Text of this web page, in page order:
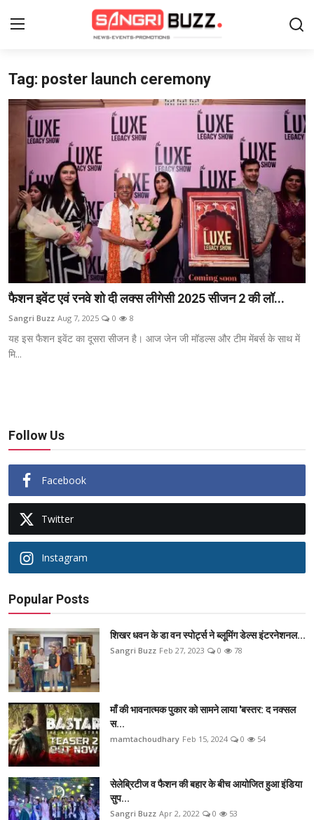
Login Register
Home
About Us
फैशन
लाइफस्टाइल
मनोरंजन
ब्यूटी पेजेंट
खेल
Tag: poster launch ceremony
फैशन इवेंट एवं रनवे शो दी लक्स लीगेसी 2025 सीजन 2 की लॉ...
Sangri Buzz Aug 7, 2025 0 8
यह इस फैशन इवेंट का दूसरा सीजन है। आज जेन जी मॉडल्स और टीम मेंबर्स के साथ में
मि...
Follow Us
Facebook
Twitter
Instagram
Popular Posts
शिखर धवन के डा वन स्पोर्ट्स ने ब्लूमिंग डेल्स इंटरनेशनल...
Sangri Buzz Feb 27, 2023 0 78
माँ की भावनात्मक पुकार को सामने लाया 'बस्तर: द नक्सल
स...
mamtachoudhary Feb 15, 2024 0 54
सेलेब्रिटीज व फैशन की बहार के बीच आयोजित हुआ इंडिया
सुप...
Sangri Buzz Apr 2, 2022 0 53